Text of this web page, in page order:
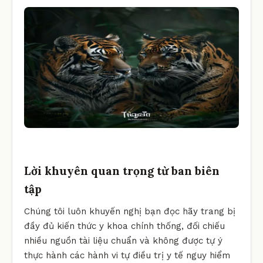
Lời khuyên quan trọng từ ban biên
tập
Chúng tôi luôn khuyến nghị bạn đọc hãy trang bị
đầy đủ kiến thức y khoa chính thống, đối chiếu
nhiều nguồn tài liệu chuẩn và không được tự ý
thực hành các hành vi tự điều trị y tế nguy hiểm